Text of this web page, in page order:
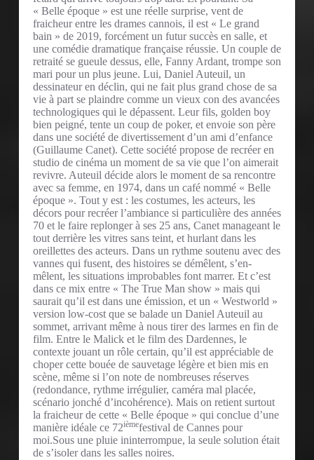
« Belle époque » est une réelle surprise, vent de
fraicheur entre les drames cannois, il est « Le grand
bain » de 2019, forcément un futur succès en salle, et
une comédie dramatique française réussie. Un couple de
retraité se gueule dessus, elle, Fanny Ardant, trompe son
mari pour un plus jeune. Lui, Daniel Auteuil, un
dessinateur en déclin, qui ne fait plus grand chose de sa
vie à part se plaindre comme un vieux con des avancées
technologiques qui le dépassent. Leur fils, golden boy
bien peigné, tente un coup de poker, et envoie son père
dans une société de divertissement d’un ami d’enfance
(Guillaume Canet). Cette société propose de recréer en
studio de cinéma un moment de sa vie que l’on aimerait
revivre. Auteuil décide alors le moment de sa rencontre
avec sa femme, en 1974, dans un café nommé « Belle
époque ». Tout y est : les costumes, les acteurs, les
décors pour recréer l’ambiance si particulière des années
70 et le faire replonger à ses 25 ans, Canet manageant le
tout derrière les vitres sans teint, et hurlant dans les
oreillettes des acteurs. Dans un rythme soutenu avec des
vannes qui fusent, des histoires se démêlent, s’en-
mêlent, les situations improbables font marrer. Et c’est
dans ce mix entre « The True Man show » mais qui
saurait qu’il est dans une émission, et un « Westworld »
version low-cost que se balade un Daniel Auteuil au
sommet, arrivant même à nous tirer des larmes en fin de
film. Entre le Malick et le film des Dardennes, le
contexte jouant un rôle certain, qu’il est appréciable de
choper cette bouée de sauvetage légère et bien mis en
scène, même si l’on note de nombreuses réserves
(redondance, rythme irrégulier, caméra mal placée,
scénario jonché d’incohérence). Mais on retient surtout
la fraicheur de cette « Belle époque » qui conclue d’une
manière idéale ce 72ièmefestival de Cannes pour
moi.Sous une pluie ininterrompue, la seule solution était
de s’isoler dans les salles noires.